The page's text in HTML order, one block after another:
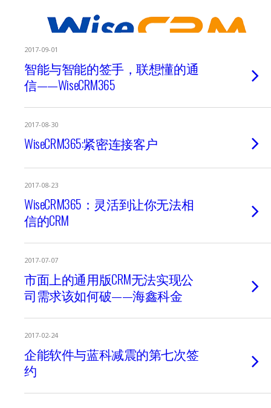
2017-09-01
智能与智能的签手，联想懂的通
信——WiseCRM365
2017-08-30
WiseCRM365:紧密连接客户
2017-08-23
WiseCRM365：灵活到让你无法相
信的CRM
2017-07-07
市面上的通用版CRM无法实现公
司需求该如何破——海鑫科金
2017-02-24
企能软件与蓝科减震的第七次签
约